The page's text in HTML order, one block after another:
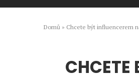
Domů » Chcete být influencerem
CHCETE